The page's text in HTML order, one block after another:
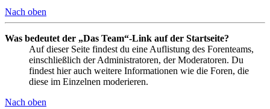
Nach oben
Was bedeutet der „Das Team“-Link auf der Startseite?
Auf dieser Seite findest du eine Auflistung des Forenteams,
einschließlich der Administratoren, der Moderatoren. Du
findest hier auch weitere Informationen wie die Foren, die
diese im Einzelnen moderieren.
Nach oben